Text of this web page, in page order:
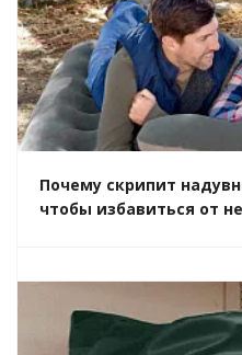
Почему скрипит
чтобы избавиться от